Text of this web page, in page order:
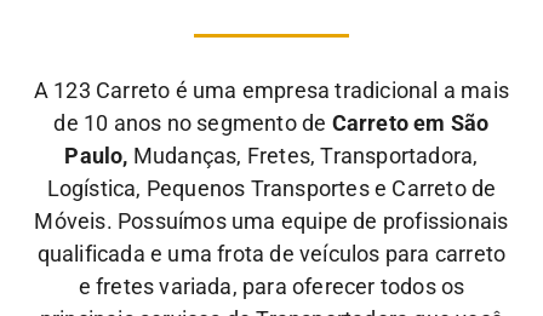
A 123 Carreto é uma empresa tradicional a mais
de 10 anos no segmento de Carreto em São
Paulo, Mudanças, Fretes, Transportadora,
Logística, Pequenos Transportes e Carreto de
Móveis. Possuímos uma equipe de profissionais
qualificada e uma frota de veículos para carreto
e fretes variada, para oferecer todos os